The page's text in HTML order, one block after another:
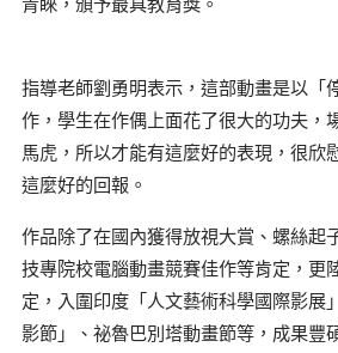
指導老師劉勇明表示，這部動畫是以「
作，學生在作偶上面花了很大的功夫，
馬虎，所以才能有這麼好的表現，很欣
這麼好的回報。
作品除了在國內獲得放視大賞、螺絲起
技專院校電腦動畫競賽佳作等肯定，更
定，入圍印度「人文藝術科學國際影展
影節」、祕魯巴別塔動畫節等，成果豐